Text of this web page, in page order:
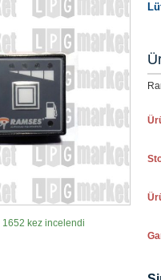
1652 kez incelendi